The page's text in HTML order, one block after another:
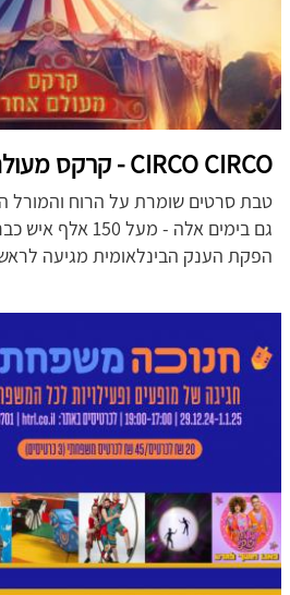
CIRCO CIRCO - קרקס מעולם אחר!
טבת סרטים שומרת על הרוח והמורל
גם בימים אלה -
הפקת הענק הבינלאומית מגיעה